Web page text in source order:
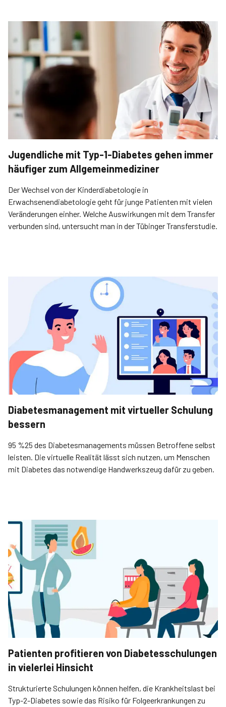
Jugendliche mit Typ-1-Diabetes gehen immer
häufiger zum Allgemeinmediziner
Der Wechsel von der Kinderdiabetologie in
Erwachsenendiabetologie geht für junge Patienten mit vielen
Veränderungen einher. Welche Auswirkungen mit dem Transfer
verbunden sind, untersucht man in der Tübinger Transferstudie.
Diabetesmanagement mit virtueller Schulung
bessern
95 %25 des Diabetes­managements müssen Betroffene selbst
leisten. Die virtuelle Realität lässt sich nutzen, um Menschen
mit Diabetes das notwendige Hand­werkszeug dafür zu geben.
Patienten profitieren von Diabetesschulungen
in vielerlei Hinsicht
Strukturierte Schulungen können helfen, die Krank­heitslast bei
Typ-2-Diabetes sowie das Risiko für Folgeerkrankungen zu